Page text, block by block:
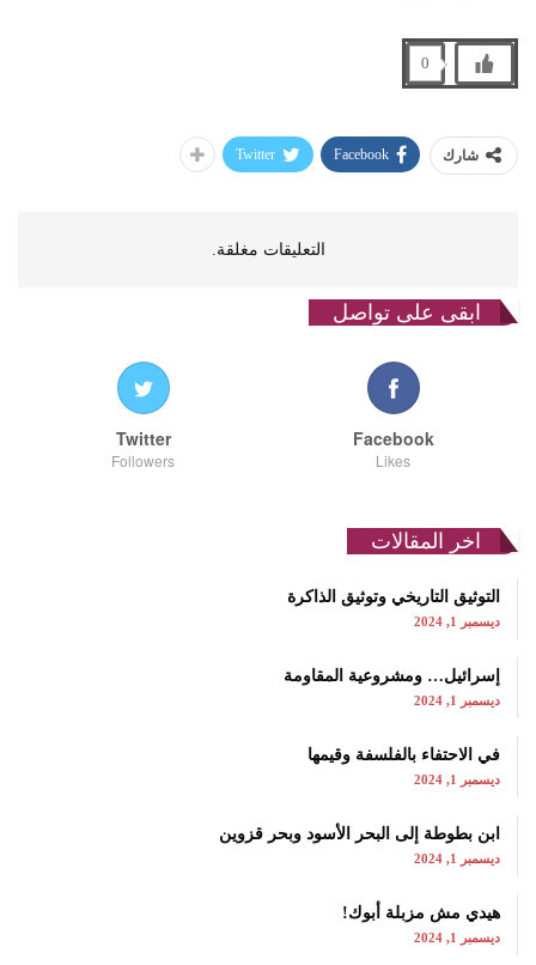
0
شارك Facebook
Twitter
التعليقات مغلقة.
ابقى على تواصل
Facebook
Likes
Twitter
Followers
اخر المقالات
التوثيق التاريخي وتوثيق الذاكرة
ديسمبر 1, 2024
إسرائيل… ومشروعية المقاومة
ديسمبر 1, 2024
في الاحتفاء بالفلسفة وقيمها
ديسمبر 1, 2024
ابن بطوطة إلى البحر الأسود وبحر قزوين
ديسمبر 1, 2024
هيدي مش مزبلة أبوك!
ديسمبر 1, 2024